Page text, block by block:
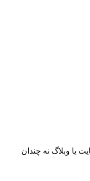
یا وبلاگ نه چندان